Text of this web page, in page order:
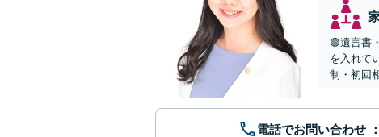
🟢遺言書
を入れて
制・初回
電話でお問い合わせ